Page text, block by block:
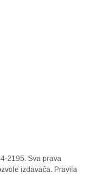
2195. Sva prava
izdavača. Pravila